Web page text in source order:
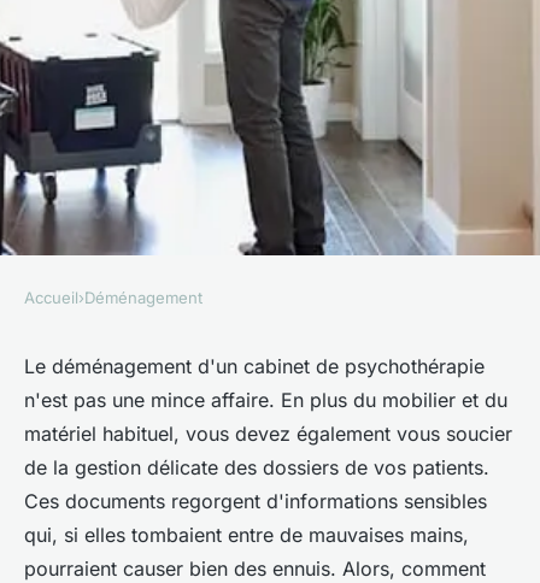
DÉMÉNAGEMENT
Comment organiser un
déménagement pour un
cabinet de psychothérapie
avec documentation sensible?
Ali•18 mai 2024•5 min de lecture
Accueil›Déménagement
Le déménagement d'un cabinet de psychothérapie
n'est pas une mince affaire. En plus du mobilier et du
matériel habituel, vous devez également vous soucier
de la gestion délicate des dossiers de vos patients.
Ces documents regorgent d'informations sensibles
qui, si elles tombaient entre de mauvaises mains,
pourraient causer bien des ennuis. Alors, comment